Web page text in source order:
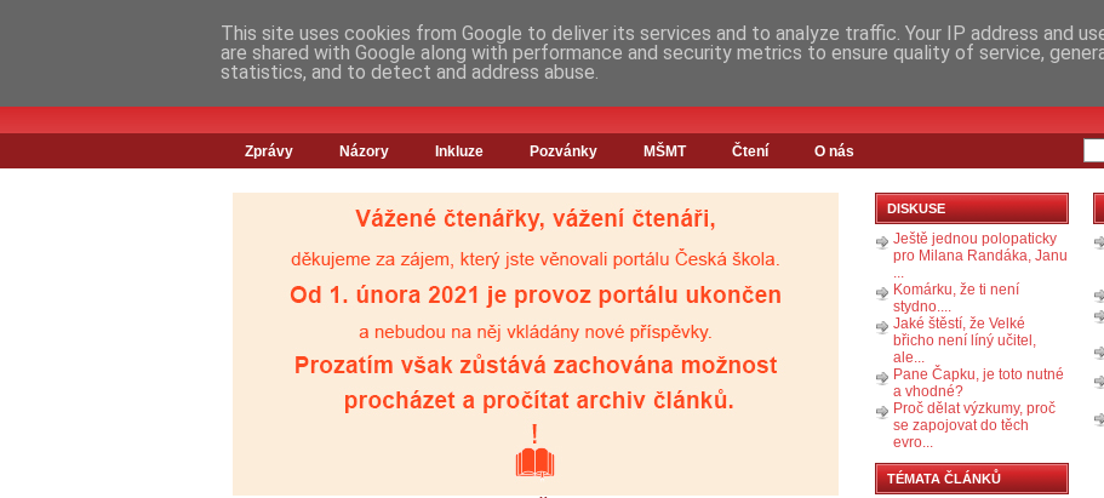
Zprávy Názory Inkluze Pozvánky MŠMT Čtení O nás
DISKUSE
Ještě jednou polopaticky
pro Milana Randáka, Janu
...
Komárku, že ti není
stydno....
Jaké štěstí, že Velké
břicho není líný učitel,
ale...
Pane Čapku, je toto nutné
a vhodné?
Proč dělat výzkumy, proč
se zapojovat do těch
evro...
TÉMATA ČLÁNKŮ
This site uses cookies from Google to deliver its services and to analyze traffic. Your IP address and
are shared with Google along with performance and security metrics to ensure quality of service,
statistics, and to detect and address abuse.